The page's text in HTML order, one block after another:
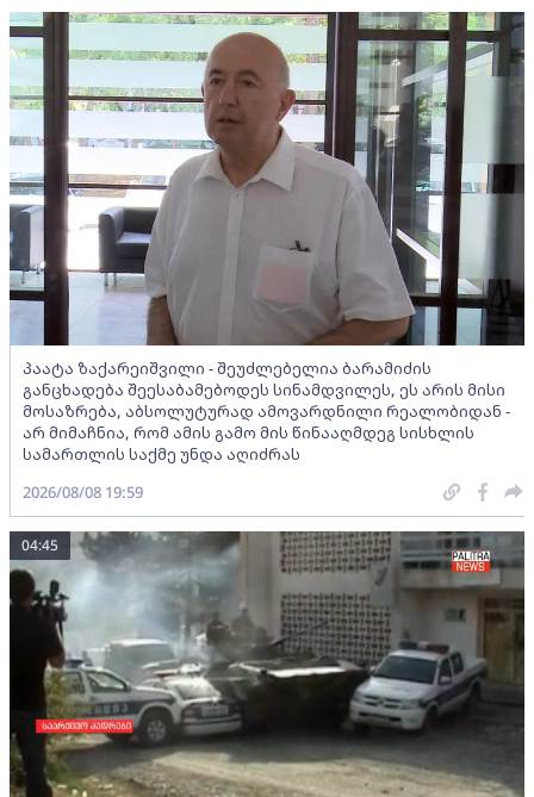
პაატა ზაქარეიშვილი - შეუძლებელია ბარამიძის
განცხადება შეესაბამებოდეს სინამდვილეს, ეს არის მისი
მოსაზრება, აბსოლუტურად ამოვარდნილი რეალობიდან -
არ მიმაჩნია, რომ ამის გამო მის წინააღმდეგ სისხლის
სამართლის საქმე უნდა აღიძრას
2026/08/08 19:59
04:45